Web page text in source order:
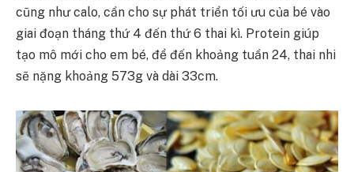
cũng như calo, cần cho sự phát triển tối ưu của bé vào
giai đoạn tháng thứ 4 đến thứ 6 thai kì. Protein giúp
tạo mô mới cho em bé, để đến khoảng tuần 24, thai nhi
sẽ nặng khoảng 573g và dài 33cm.